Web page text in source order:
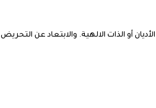
أو الذات الالهية. والابتعاد عن التحريض